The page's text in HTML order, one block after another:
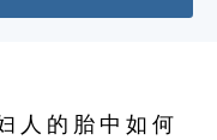
人 的 胎 中 如 何